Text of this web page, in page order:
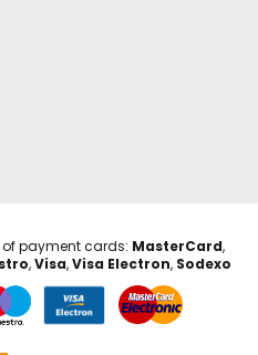
payment cards: MasterCard,
,Visa,Visa Electron, Sodexo